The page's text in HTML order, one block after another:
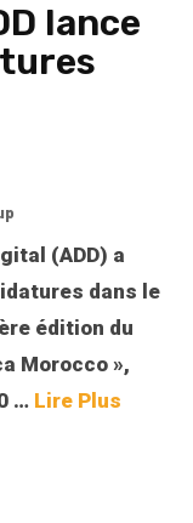
lance
(ADD) a
dans le
édition du
Morocco »,
… Lire Plus